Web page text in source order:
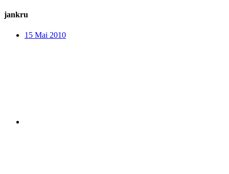
jankru
15 Mai 2010